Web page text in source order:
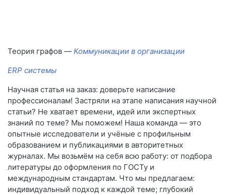
Теория графов — Коммуникации в организации
ERP системы
Научная статья на заказ: доверьте написание
профессионалам! Застряли на этапе написания научной
статьи? Не хватает времени, идей или экспертных
знаний по теме? Мы поможем! Наша команда — это
опытные исследователи и учёные с профильным
образованием и публикациями в авторитетных
журналах. Мы возьмём на себя всю работу: от подбора
литературы до оформления по ГОСТу и
международным стандартам. Что мы предлагаем:
индивидуальный подход к каждой теме; глубокий